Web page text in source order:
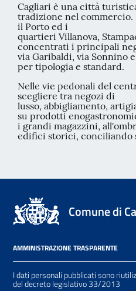
Cagliari è una città
tradizione nel commercio.
il Porto ed i
quartieri Villanova,
concentrati i principali
via Garibaldi, via Sonnino
per tipologia e standard.
Nelle vie pedonali del
scegliere tra negozi di
lusso, abbigliamento,
su prodotti
i grandi magazzini,
edifici storici, conciliando
Comune di
AMMINISTRAZIONE TRASPARENTE
I dati personali pubblicati sono
del decreto legislativo 33/2013